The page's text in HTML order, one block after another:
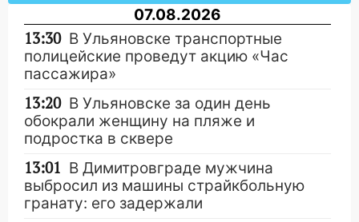
07.08.2026
13:30 В Ульяновске транспортные
полицейские проведут акцию «Час
пассажира»
13:20 В Ульяновске за один день
обокрали женщину на пляже и
подростка в сквере
13:01 В Димитровграде мужчина
выбросил из машины страйкбольную
гранату: его задержали